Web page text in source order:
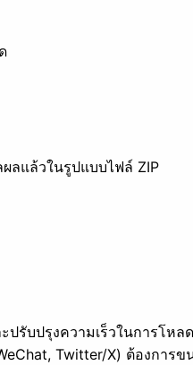
ลแล้วในรูปแบบไฟล์ ZIP
รับปรุงความเร็วในการโหล
Twitter/X) ต้องการ